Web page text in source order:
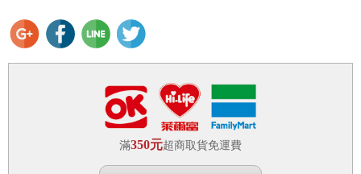
滿350元超商取貨免運費